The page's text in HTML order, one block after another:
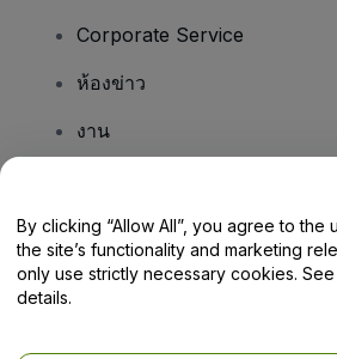
Corporate Service
ห้องข่าว
งาน
Help Centre / Contact Us
By clicking “Allow All”, you agree to
the site’s functionality and marketing
only use strictly necessary cookies.
details.